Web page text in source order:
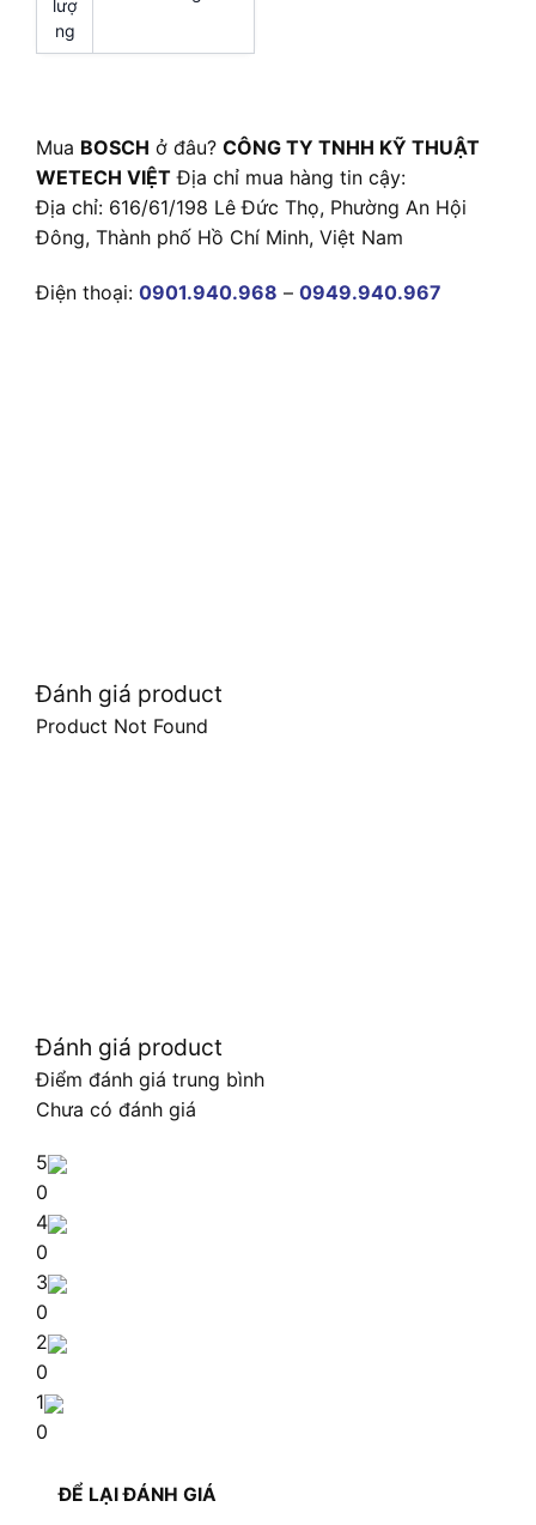
lượ
ng
Mua BOSCH ở đâu? CÔNG TY TNHH KỸ THUẬT
WETECH VIỆT Địa chỉ mua hàng tin cậy:
Địa chỉ: 616/61/198 Lê Đức Thọ, Phường An Hội
Đông, Thành phố Hồ Chí Minh, Việt Nam
Điện thoại: 0901.940.968 – 0949.940.967
Đánh giá product
Product Not Found
Đánh giá product
Điểm đánh giá trung bình
Chưa có đánh giá
5
0
4
0
3
0
2
0
1
0
ĐỂ LẠI ĐÁNH GIÁ